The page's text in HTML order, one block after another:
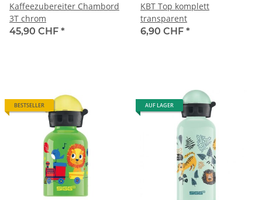
Kaffeezubereiter Chambord
3T chrom
45,90 CHF *
KBT Top komplett
transparent
6,90 CHF *
BESTSELLER AUF LAGER